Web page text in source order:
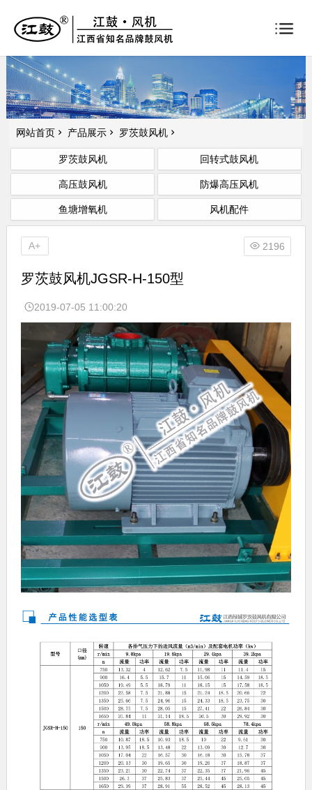
网站首页 产品展示 罗茨鼓风机
罗茨鼓风机 回转式鼓风机
高压鼓风机 防爆高压风机
鱼塘增氧机 风机配件
罗茨鼓风机JGSR-H-150型
2019-07-05 11:00:20
2196
A+